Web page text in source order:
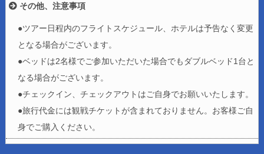
その他、注意事項
●ツアー日程内のフライトスケジュール、ホテルは予告なく変更
となる場合がございます。
●ベッドは2名様でご参加いただいた場合でもダブルベッド1台と
なる場合がございます。
●チェックイン、チェックアウトはご自身でお願いいたします。
●旅行代金には観戦チケットが含まれておりません。お客様ご自
身でご購入ください。